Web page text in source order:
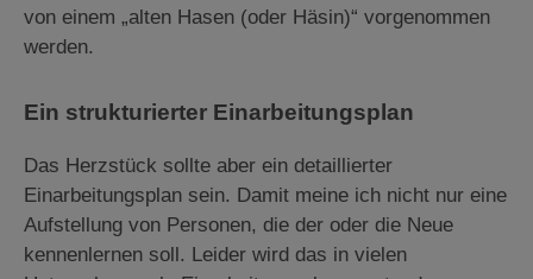
von einem „alten Hasen (oder Häsin)“ vorgenommen
werden.
Ein strukturierter Einarbeitungsplan
Das Herzstück sollte aber ein detaillierter
Einarbeitungsplan sein. Damit meine ich nicht nur eine
Aufstellung von Personen, die der oder die Neue
kennenlernen soll. Leider wird das in vielen